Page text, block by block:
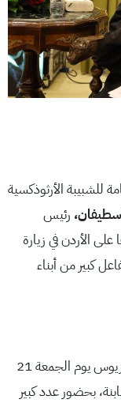
للشبيبة الأرثوذكسية
رئيس
الأردن في زيارة
كبير من أبناء
واستضافت مدينة السلط الأرشمندريت غريغوريوس يوم الجمعة 21
بحضور عدد كبير